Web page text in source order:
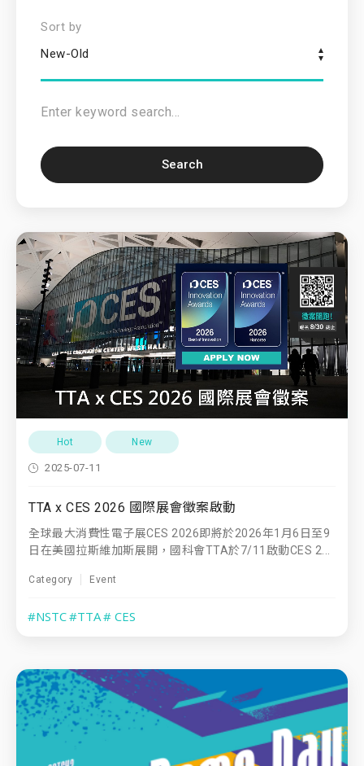
Sort by
New-Old
Search
Hot New
2025-07-11
TTA x CES 2026 國際展會徵案啟動
全球最大消費性電子展CES 2026即將於2026年1月6日至9
日在美國拉斯維加斯展開，國科會TTA於7/11啟動CES 2...
Category Event
#NSTC#TTA# CES